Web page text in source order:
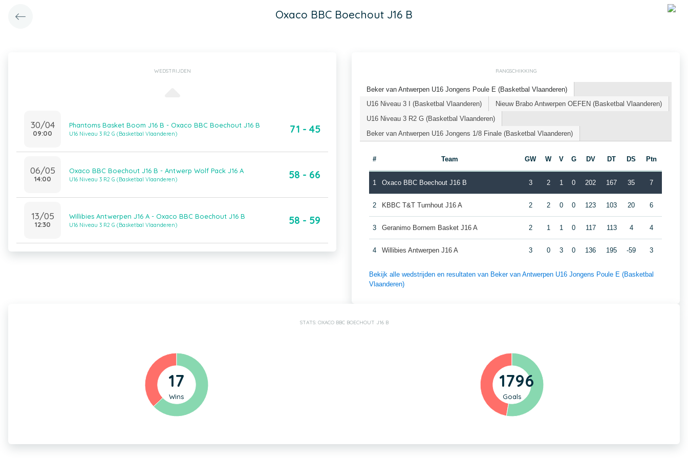
Oxaco BBC Boechout J16 B
WEDSTRIJDEN
30/04
09:00
Phantoms Basket Boom J16 B - Oxaco BBC Boechout J16 B
U16 Niveau 3 R2 G (Basketbal Vlaanderen) 71 - 45
06/05
14:00
Oxaco BBC Boechout J16 B - Antwerp Wolf Pack J16 A
U16 Niveau 3 R2 G (Basketbal Vlaanderen) 58 - 66
13/05
12:30
Willibies Antwerpen J16 A - Oxaco BBC Boechout J16 B
U16 Niveau 3 R2 G (Basketbal Vlaanderen) 58 - 59
RANGSCHIKKING
Beker van Antwerpen U16 Jongens Poule E (Basketbal Vlaanderen)
U16 Niveau 3 I (Basketbal Vlaanderen)
Nieuw Brabo Antwerpen OEFEN (Basketbal Vlaanderen)
U16 Niveau 3 R2 G (Basketbal Vlaanderen)
Beker van Antwerpen U16 Jongens 1/8 Finale (Basketbal Vlaanderen)
# Team GW W V G DV DT DS Ptn
1 Oxaco BBC Boechout J16 B 3 2 1 0 202 167 35 7
2 KBBC T&T Turnhout J16 A 2 2 0 0 123 103 20 6
3 Geranimo Bornem Basket J16 A 2 1 1 0 117 113 4 4
4 Willibies Antwerpen J16 A 3 0 3 0 136 195 -59 3
Bekijk alle wedstrijden en resultaten van Beker van Antwerpen U16 Jongens Poule E (Basketbal
Vlaanderen)
STATS: OXACO BBC BOECHOUT J16 B
17
Wins
1796
Goals